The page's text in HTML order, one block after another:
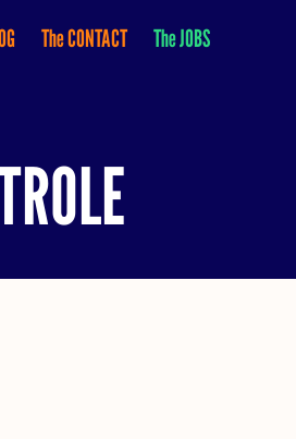
The CONTACT The JOBS